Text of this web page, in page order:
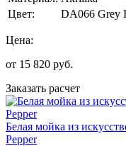
Цвет:
DA066 Grey
Цена:
от 15 820 руб.
Заказать расчет
Белая мойка из
Pepper